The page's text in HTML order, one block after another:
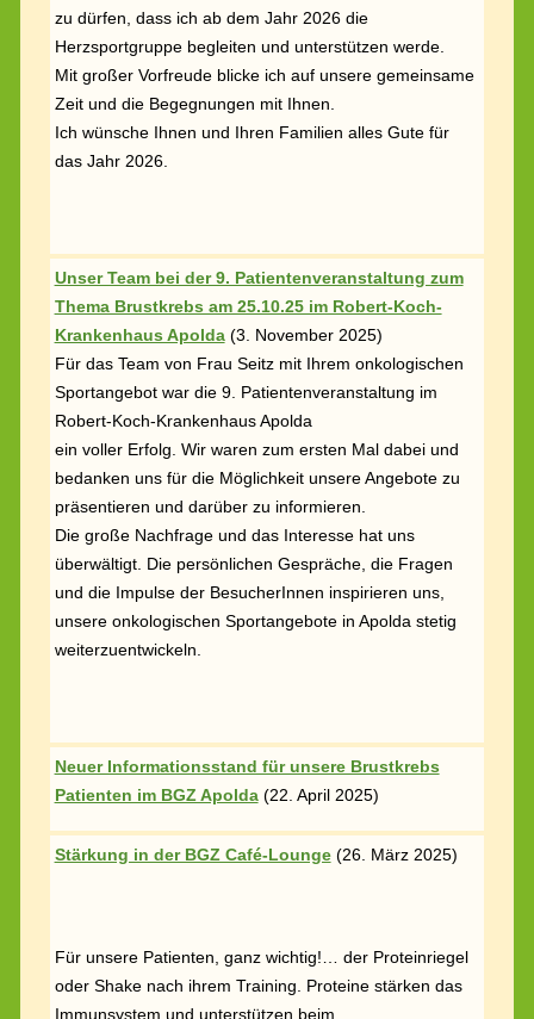
zu dürfen, dass ich ab dem Jahr 2026 die
Herzsportgruppe begleiten und unterstützen werde.
Mit großer Vorfreude blicke ich auf unsere gemeinsame
Zeit und die Begegnungen mit Ihnen.
Ich wünsche Ihnen und Ihren Familien alles Gute für
das Jahr 2026.
Unser Team bei der 9. Patientenveranstaltung zum
Thema Brustkrebs am 25.10.25 im Robert-Koch-
Krankenhaus Apolda(3. November 2025)
Für das Team von Frau Seitz mit Ihrem onkologischen
Sportangebot war die 9. Patientenveranstaltung im
Robert-Koch-Krankenhaus Apolda
ein voller Erfolg. Wir waren zum ersten Mal dabei und
bedanken uns für die Möglichkeit unsere Angebote zu
präsentieren und darüber zu informieren.
Die große Nachfrage und das Interesse hat uns
überwältigt. Die persönlichen Gespräche, die Fragen
und die Impulse der BesucherInnen inspirieren uns,
unsere onkologischen Sportangebote in Apolda stetig
weiterzuentwickeln.
Neuer Informationsstand für unsere Brustkrebs
Patienten im BGZ Apolda(22. April 2025)
Stärkung in der BGZ Café-Lounge(26. März 2025)
Für unsere Patienten, ganz wichtig!… der Proteinriegel
oder Shake nach ihrem Training. Proteine stärken das
Immunsystem und unterstützen beim